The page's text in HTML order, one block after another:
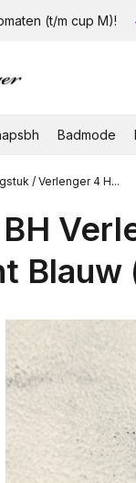
(t/m cup M)!
Badmode
/ Verlenger 4 H...
BH
Blauw